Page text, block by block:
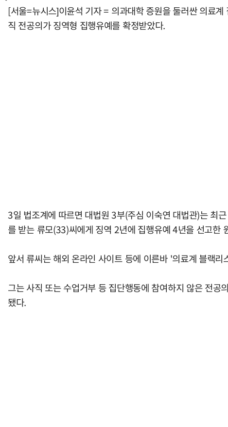
[서울=뉴시스]이윤석 기자 = 의과대학 증원을 둘러싼 의료
직 전공의가 징역형 집행유예를 확정받았다.
3일 법조계에 따르면 대법원 3부(주심 이숙연 대법관)는 최
를 받는 류모(33)씨에게 징역 2년에 집행유예 4년을 선고한
앞서 류씨는 해외 온라인 사이트 등에 이른바 '의료계 블랙
그는 사직 또는 수업거부 등 집단행동에 참여하지 않은 전
됐다.